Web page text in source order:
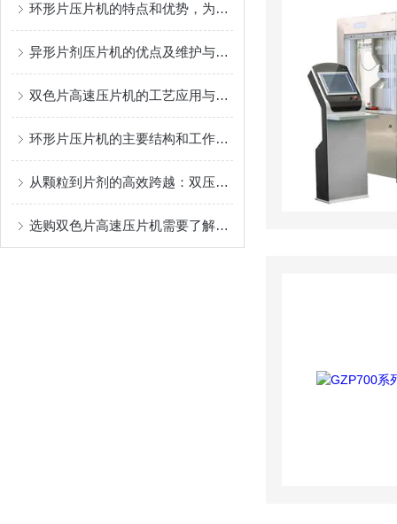
环形片压片机的特点和优势，为企业带来什么价值？
异形片剂压片机的优点及维护与保养
双色片高速压片机的工艺应用与实践
环形片压片机的主要结构和工作原理是什么？
从颗粒到片剂的高效跨越：双压旋转式压片机核心结构揭秘
选购双色片高速压片机需要了解哪些常识？